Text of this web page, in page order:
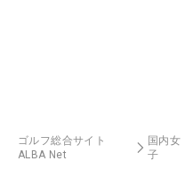
ゴルフ総合サイト
ALBA Net
国内女
子